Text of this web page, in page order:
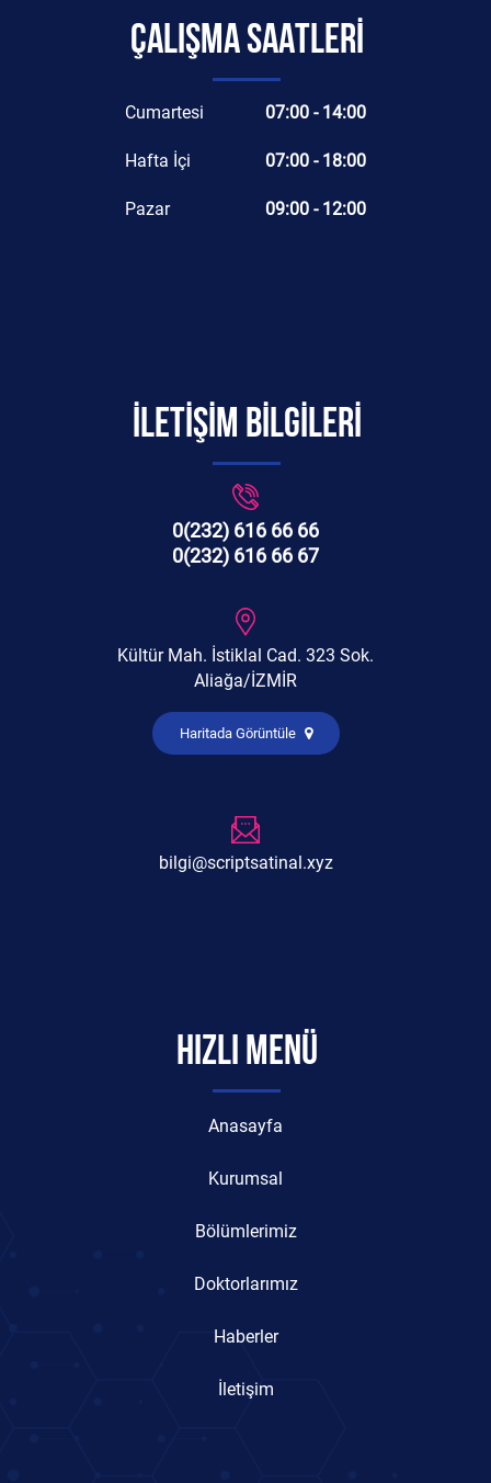
ÇALIŞMA SAATLERİ
Cumartesi 07:00 - 14:00
Hafta İçi 07:00 - 18:00
Pazar 09:00 - 12:00
İLETİŞİM BİLGİLERİ
0(232) 616 66 66
0(232) 616 66 67
Kültür Mah. İstiklal Cad. 323 Sok.
Aliağa/İZMİR
Haritada Görüntüle
bilgi@scriptsatinal.xyz
HIZLI MENÜ
Anasayfa
Kurumsal
Bölümlerimiz
Doktorlarımız
Haberler
İletişim